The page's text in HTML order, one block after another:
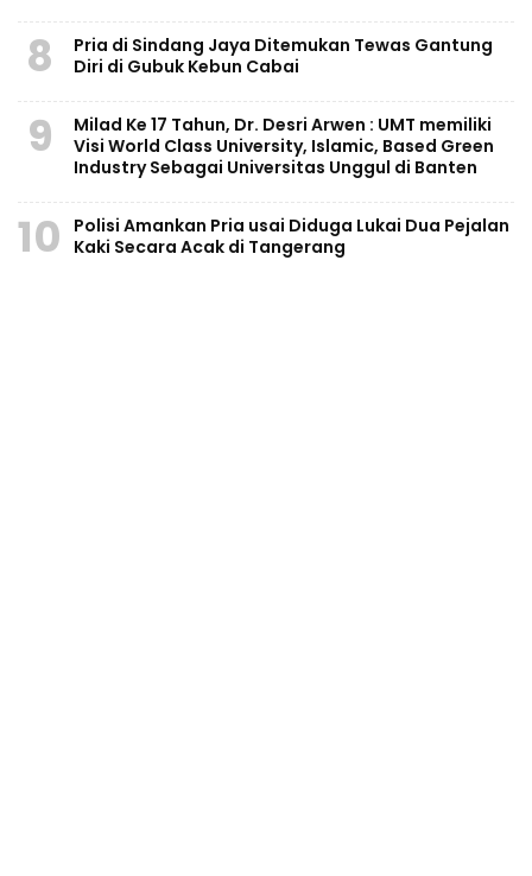
8
Pria di Sindang Jaya Ditemukan Tewas Gantung
Diri di Gubuk Kebun Cabai
9
Milad Ke 17 Tahun, Dr. Desri Arwen : UMT memiliki
Visi World Class University, Islamic, Based Green
Industry Sebagai Universitas Unggul di Banten
10
Polisi Amankan Pria usai Diduga Lukai Dua Pejalan
Kaki Secara Acak di Tangerang